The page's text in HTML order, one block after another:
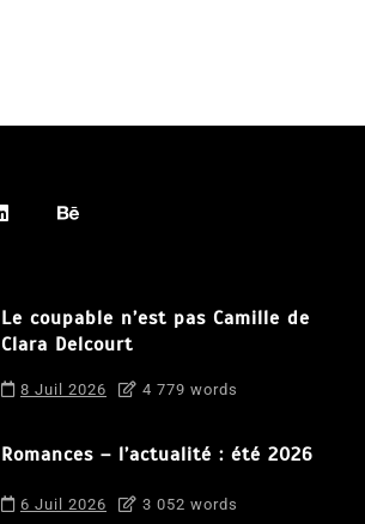
Le coupable n’est pas Camille de
Clara Delcourt
8 Juil 2026 4 779 words
Romances – l’actualité : été 2026
6 Juil 2026 3 052 words